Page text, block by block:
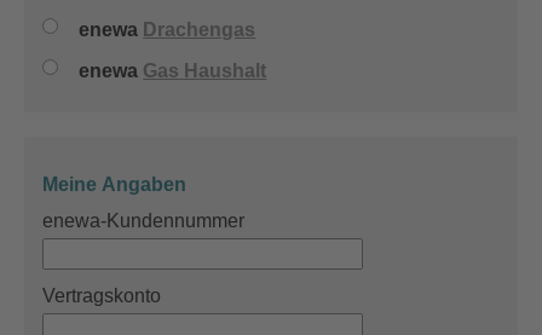
enewa Drachengas
enewa Gas Haushalt
Meine Angaben
enewa-Kundennummer
Vertragskonto